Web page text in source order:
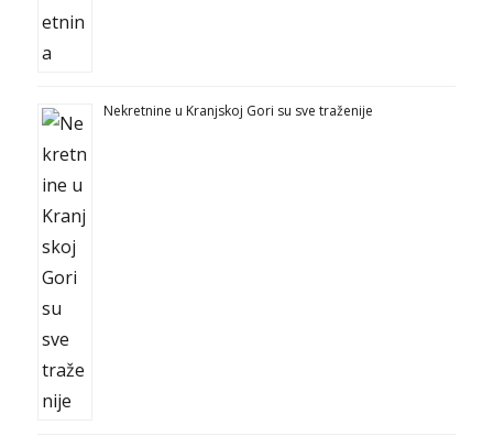
Nekretnine u Kranjskoj Gori su sve traženije